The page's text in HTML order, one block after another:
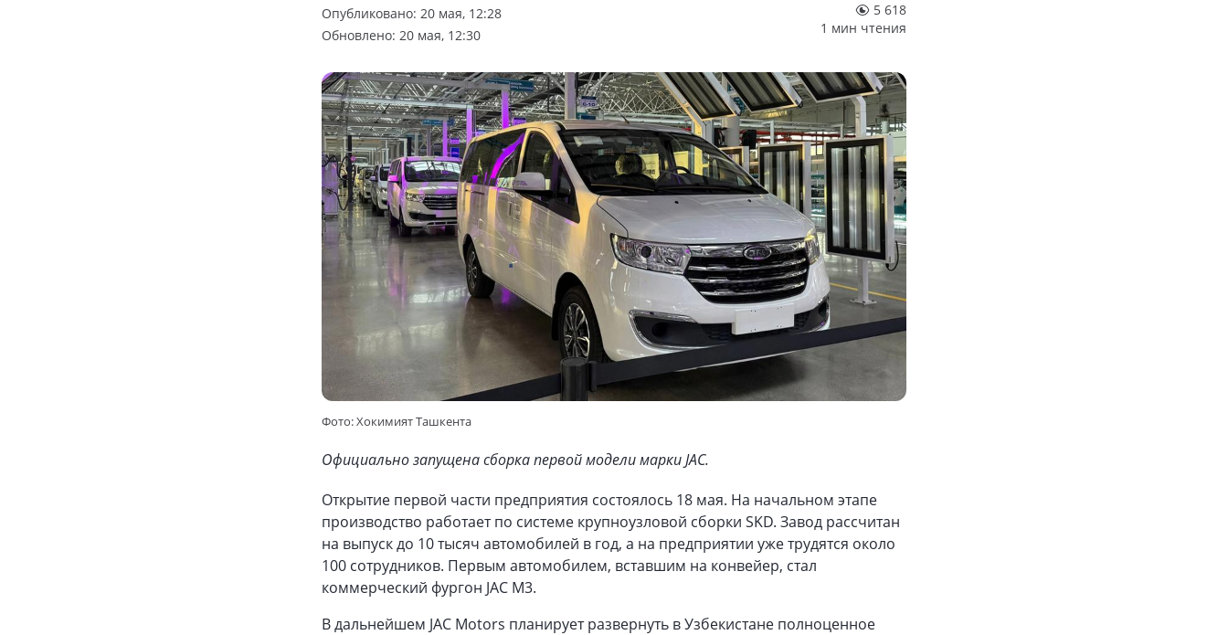
Опубликовано: 20 мая, 12:28
Обновлено: 20 мая, 12:30
5 618
1 мин чтения
Фото: Хокимият Ташкента
Официально запущена сборка первой модели марки JAC.
Открытие первой части предприятия состоялось 18 мая. На начальном этапе
производство работает по системе крупноузловой сборки SKD. Завод рассчитан
на выпуск до 10 тысяч автомобилей в год, а на предприятии уже трудятся около
100 сотрудников. Первым автомобилем, вставшим на конвейер, стал
коммерческий фургон JAC M3.
В дальнейшем JAC Motors планирует развернуть в Узбекистане полноценное